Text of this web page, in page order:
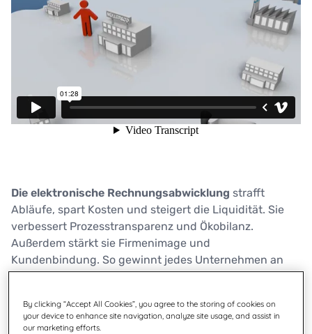
Die elektronische Rechnungsabwicklung strafft
Abläufe, spart Kosten und steigert die Liquidität. Sie
verbessert Prozesstransparenz und Ökobilanz.
Außerdem stärkt sie Firmenimage und
Kundenbindung. So gewinnt jedes Unternehmen an
Potenzial, um sich Marktchancen und
E-Rechnung europaweit auf dem Vormarsch.
By clicking “Accept All Cookies”, you agree to the storing of cookies on
your device to enhance site navigation, analyze site usage, and assist in
our marketing efforts.